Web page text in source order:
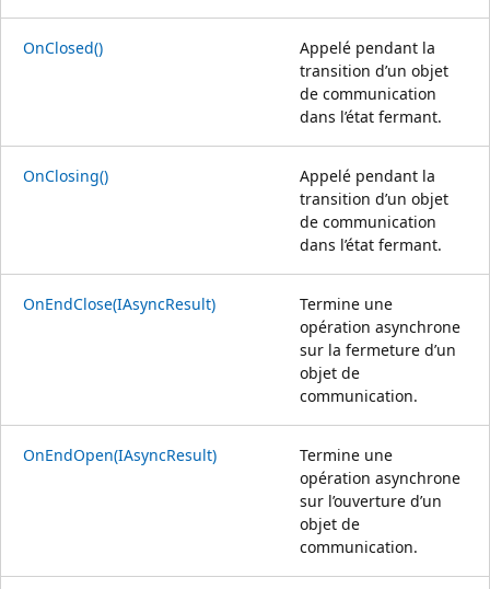
OnClosed()
Appelé pendant la
transition d’un objet
de communication
dans l’état fermant.
OnClosing()
Appelé pendant la
transition d’un objet
de communication
dans l’état fermant.
OnEndClose(IAsyncResult)
Termine une
opération asynchrone
sur la fermeture d’un
objet de
communication.
OnEndOpen(IAsyncResult)
Termine une
opération asynchrone
sur l’ouverture d’un
objet de
communication.